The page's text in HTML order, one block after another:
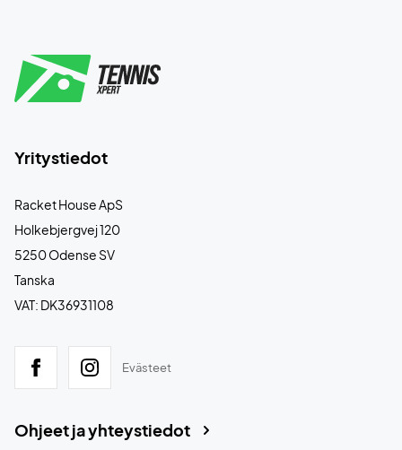
Yritystiedot
Racket House ApS
Holkebjergvej 120
5250 Odense SV
Tanska
VAT: DK36931108
Evästeet
Ohjeet ja yhteystiedot